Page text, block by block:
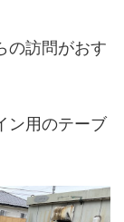
の訪問がおす
ン用のテーブ